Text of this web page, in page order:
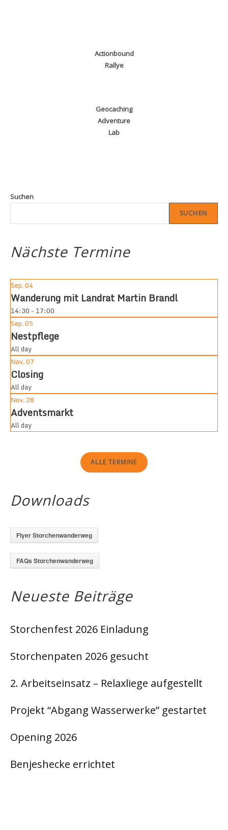
Actionbound
Rallye
Geocaching
Adventure
Lab
Suchen
SUCHEN
Nächste Termine
Sep.04
Wanderung mit Landrat Martin Brandl
14:30 - 17:00
Sep.05
Nestpflege
All day
Nov.07
Closing
All day
Nov. 28
Adventsmarkt
All day
ALLE TERMINE
Downloads
Flyer Storchenwanderweg
FAQs Storchenwanderweg
Neueste Beiträge
Storchenfest 2026 Einladung
Storchenpaten 2026 gesucht
2. Arbeitseinsatz – Relaxliege aufgestellt
Projekt “Abgang Wasserwerke” gestartet
Opening 2026
Benjeshecke errichtet